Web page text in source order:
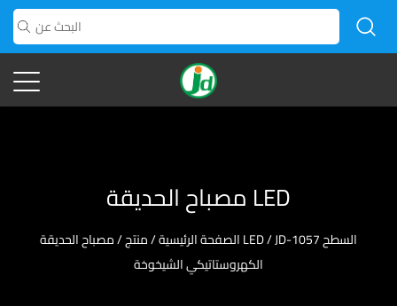
مصباح الحديقة LED
الصفحة الرئيسية/منتج/ مصباح الحديقة LED/JD-1057 السطح
الكهروستاتيكي الشيخوخة